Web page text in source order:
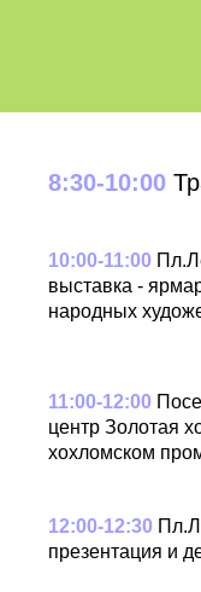
8:30-10:00
10:00-11:00
выставка -
народных
11:00-12:00
центр Золотая
хохломском
12:00-12:30
презентация и